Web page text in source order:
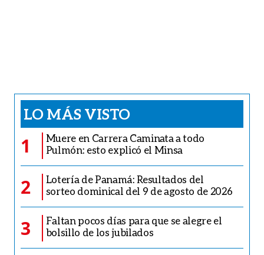
LO MÁS VISTO
1
Muere en Carrera Caminata a todo
Pulmón: esto explicó el Minsa
2
Lotería de Panamá: Resultados del
sorteo dominical del 9 de agosto de 2026
3
Faltan pocos días para que se alegre el
bolsillo de los jubilados